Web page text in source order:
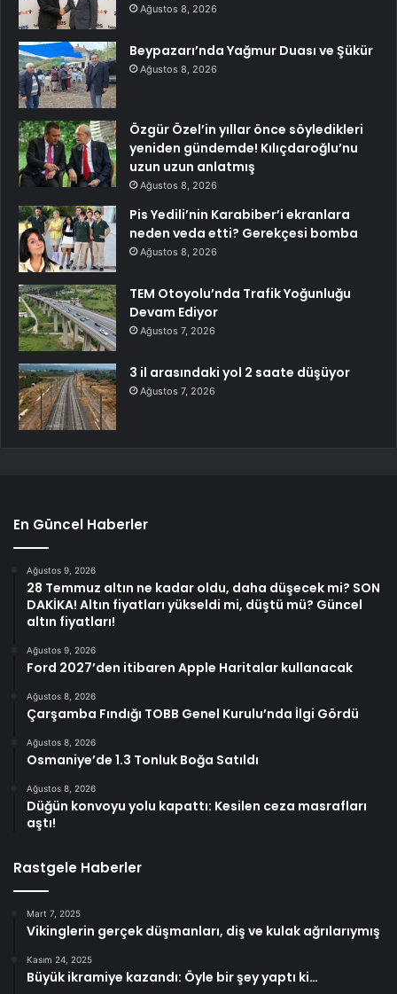
Ağustos 8, 2026
Beypazarı’nda Yağmur Duası ve Şükür
Ağustos 8, 2026
Özgür Özel’in yıllar önce söyledikleri
yeniden gündemde! Kılıçdaroğlu’nu
uzun uzun anlatmış
Ağustos 8, 2026
Pis Yedili’nin Karabiber’i ekranlara
neden veda etti? Gerekçesi bomba
Ağustos 8, 2026
TEM Otoyolu’nda Trafik Yoğunluğu
Devam Ediyor
Ağustos 7, 2026
3 il arasındaki yol 2 saate düşüyor
Ağustos 7, 2026
En Güncel Haberler
Ağustos 9, 2026
28 Temmuz altın ne kadar oldu, daha düşecek mi? SON
DAKİKA! Altın fiyatları yükseldi mi, düştü mü? Güncel
altın fiyatları!
Ağustos 9, 2026
Ford 2027’den itibaren Apple Haritalar kullanacak
Ağustos 8, 2026
Çarşamba Fındığı TOBB Genel Kurulu’nda İlgi Gördü
Ağustos 8, 2026
Osmaniye’de 1.3 Tonluk Boğa Satıldı
Ağustos 8, 2026
Düğün konvoyu yolu kapattı: Kesilen ceza masrafları
aştı!
Rastgele Haberler
Mart 7, 2025
Vikinglerin gerçek düşmanları, diş ve kulak ağrılarıymış
Kasım 24, 2025
Büyük ikramiye kazandı: Öyle bir şey yaptı ki…